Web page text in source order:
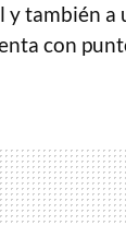
también a
con